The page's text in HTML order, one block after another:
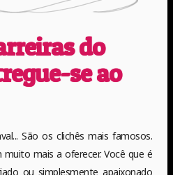
do
se ao
São os clichês mais famosos.
mais a oferecer. Você que é
ou simplesmente apaixonado